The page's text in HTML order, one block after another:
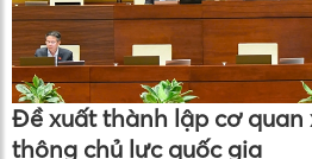
Đề xuất thành lập cơ quan
thông chủ lực quốc gia